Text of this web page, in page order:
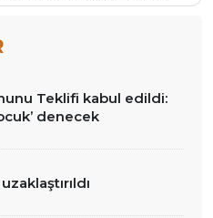
Teklifi kabul edildi:
denecek